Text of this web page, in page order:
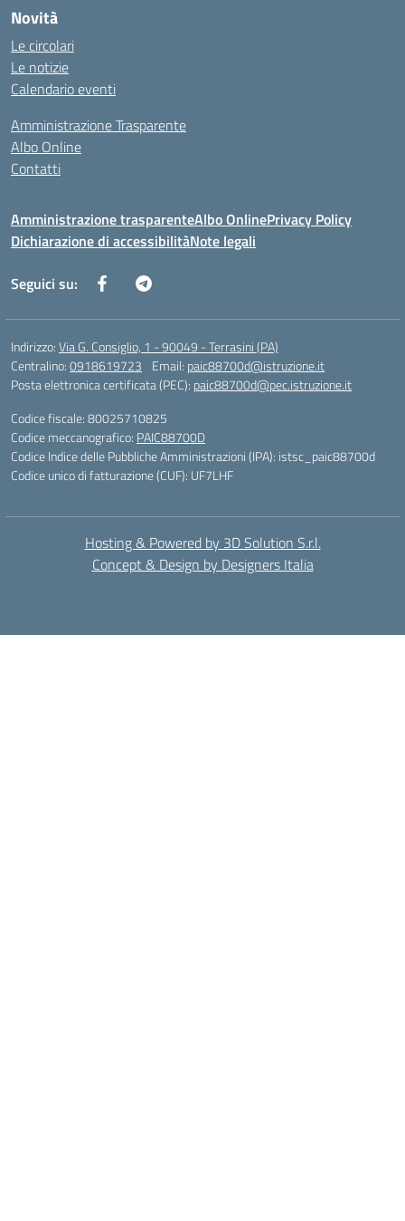
Novità
Le circolari
Le notizie
Calendario eventi
Amministrazione Trasparente
Albo Online
Contatti
Amministrazione trasparenteAlbo OnlinePrivacy Policy
Dichiarazione di accessibilitàNote legali
Seguici su:
Indirizzo:Via G. Consiglio, 1 - 90049 - Terrasini (PA)
Centralino:0918619723 Email: paic88700d@istruzione.it
Posta elettronica certificata (PEC): paic88700d@pec.istruzione.it
Codice fiscale: 80025710825
Codice meccanografico: PAIC88700D
Codice Indice delle Pubbliche Amministrazioni (IPA): istsc_paic88700d
Codice unico di fatturazione (CUF): UF7LHF
Hosting & Powered by 3D Solution S.r.l.
Concept & Design by Designers Italia